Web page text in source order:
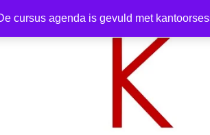
cursus agenda is gevuld met